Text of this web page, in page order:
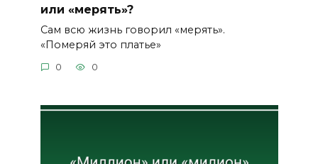
или «мерять»?
Сам всю жизнь говорил «мерять».
«Померяй это платье»
0 0